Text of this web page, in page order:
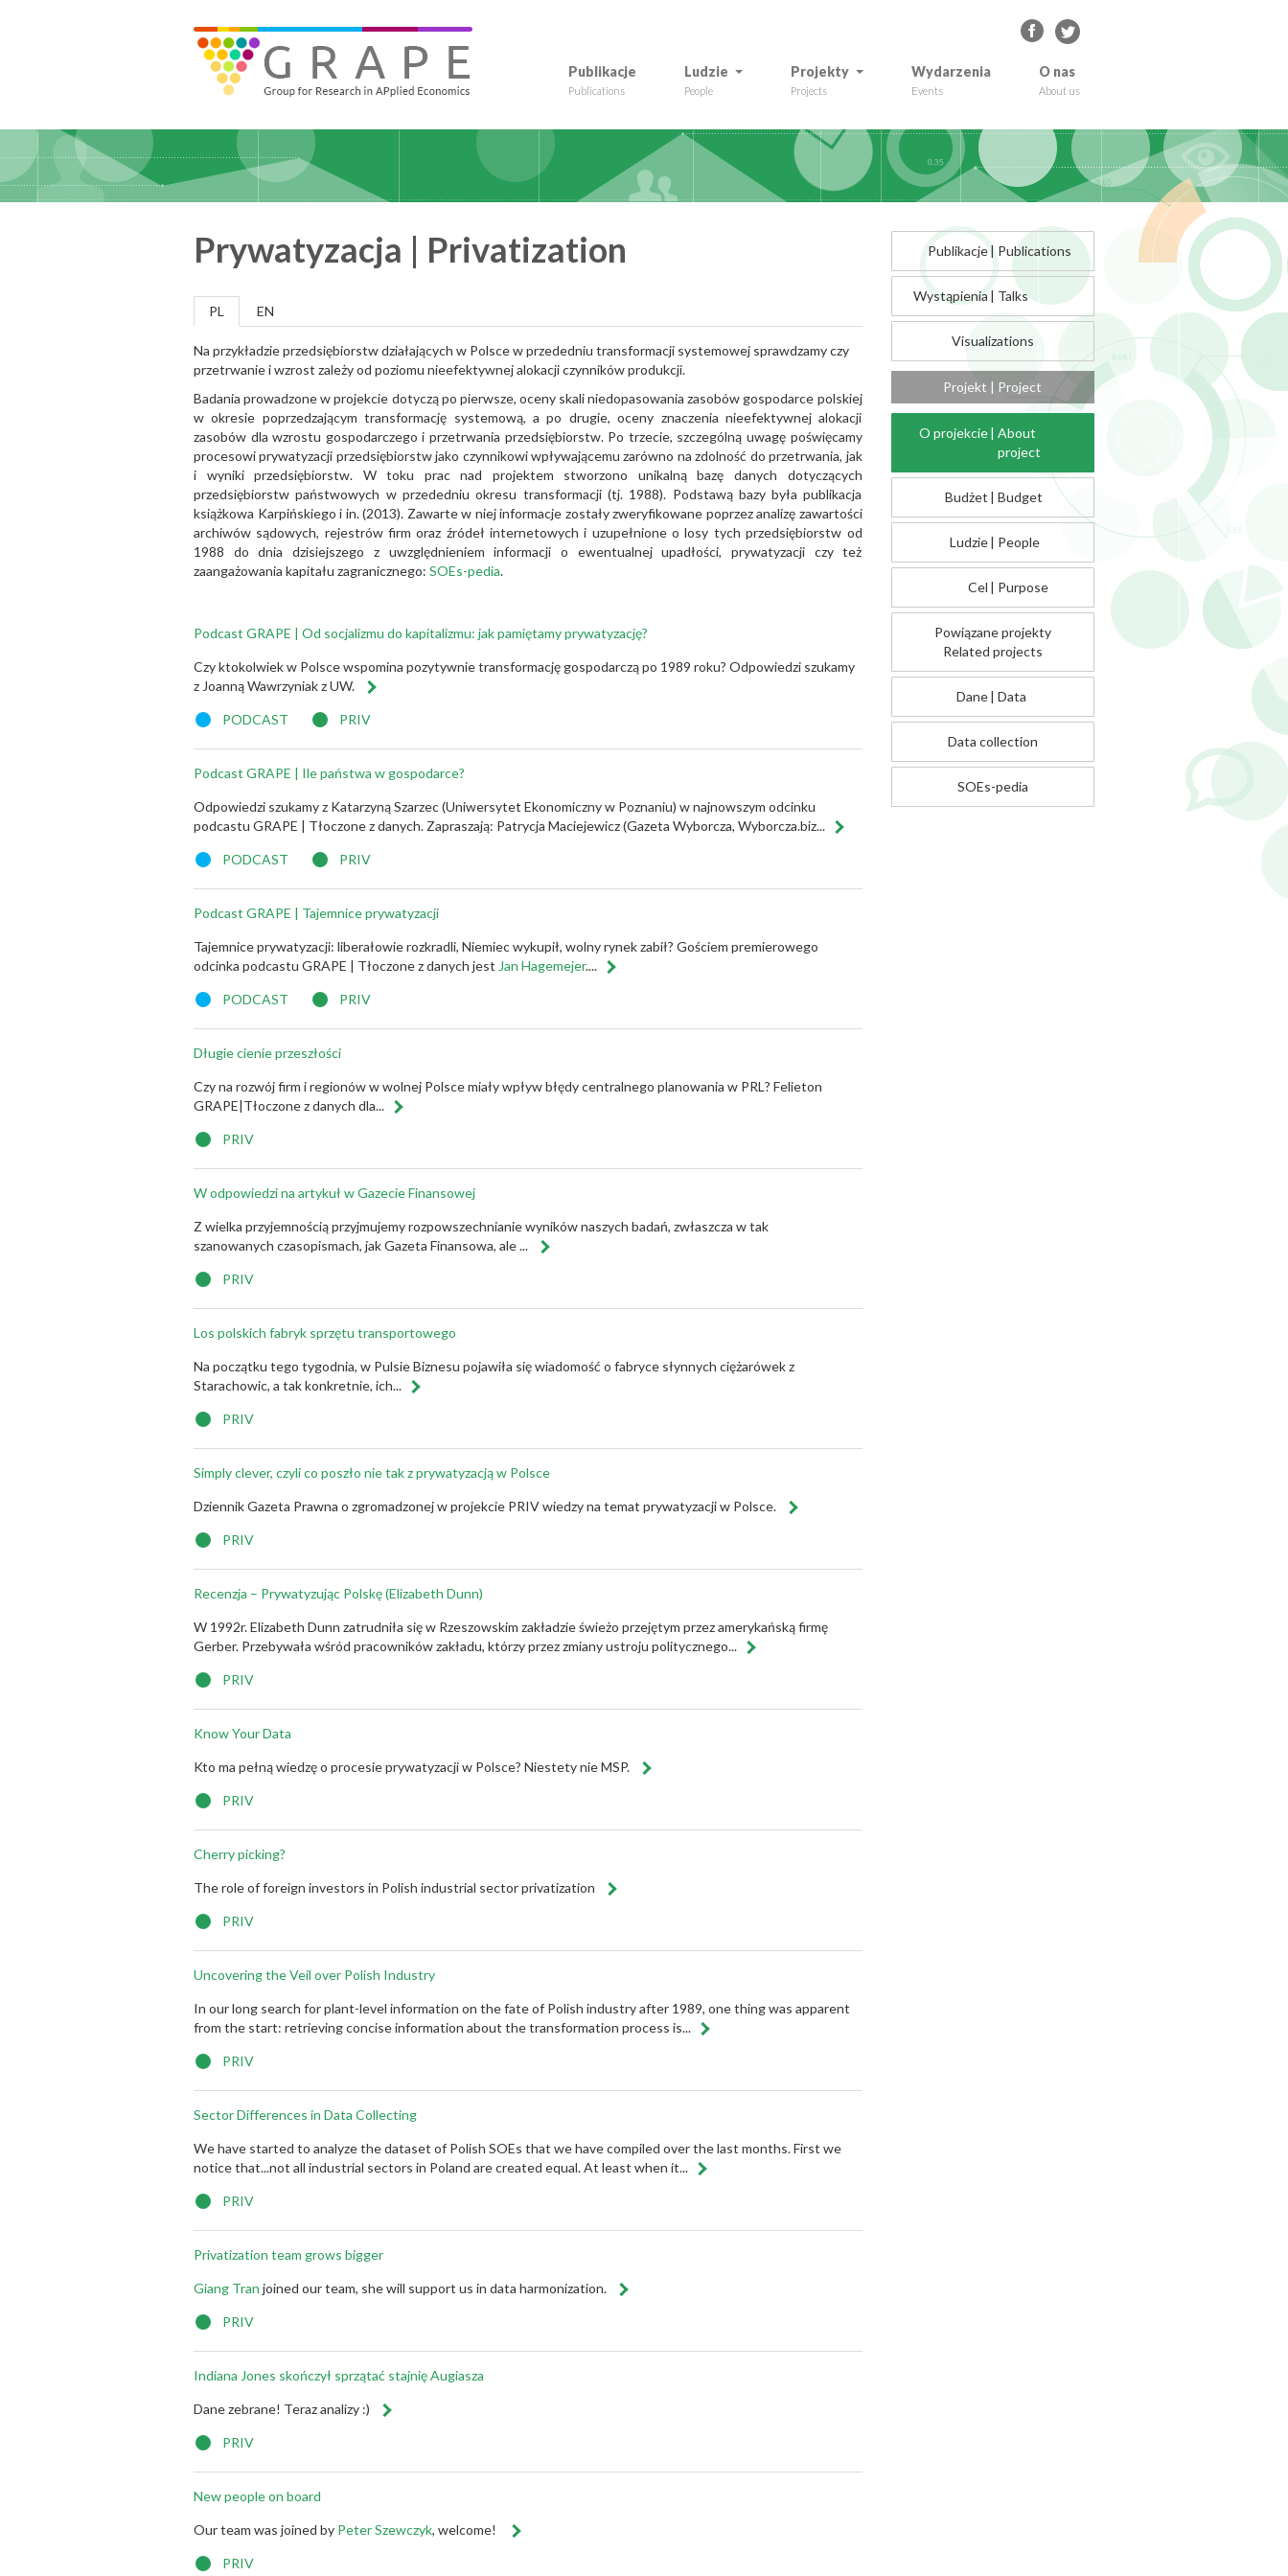
GRAPE - Group for Research in APplied Economics
Publikacje
Publications
Ludzie
People
Projekty
Projects
Wydarzenia
Events
O nas
About us
Prywatyzacja | Privatization
PL EN
Na przykładzie przedsiębiorstw działających w Polsce w przededniu transformacji systemowej sprawdzamy czy
przetrwanie i wzrost zależy od poziomu nieefektywnej alokacji czynników produkcji.
Badania prowadzone w projekcie dotyczą po pierwsze, oceny skali niedopasowania zasobów gospodarce polskiej
w okresie poprzedzającym transformację systemową, a po drugie, oceny znaczenia nieefektywnej alokacji
zasobów dla wzrostu gospodarczego i przetrwania przedsiębiorstw. Po trzecie, szczególną uwagę poświęcamy
procesowi prywatyzacji przedsiębiorstw jako czynnikowi wpływającemu zarówno na zdolność do przetrwania, jak
i wyniki przedsiębiorstw. W toku prac nad projektem stworzono unikalną bazę danych dotyczących
przedsiębiorstw państwowych w przededniu okresu transformacji (tj. 1988). Podstawą bazy była publikacja
książkowa Karpińskiego i in. (2013). Zawarte w niej informacje zostały zweryfikowane poprzez analizę zawartości
archiwów sądowych, rejestrów firm oraz źródeł internetowych i uzupełnione o losy tych przedsiębiorstw od
1988 do dnia dzisiejszego z uwzględnieniem informacji o ewentualnej upadłości, prywatyzacji czy też
zaangażowania kapitału zagranicznego: SOEs-pedia.
Podcast GRAPE | Od socjalizmu do kapitalizmu: jak pamiętamy prywatyzację?
Czy ktokolwiek w Polsce wspomina pozytywnie transformację gospodarczą po 1989 roku? Odpowiedzi szukamy
z Joanną Wawrzyniak z UW.
PODCAST PRIV
Podcast GRAPE | Ile państwa w gospodarce?
Odpowiedzi szukamy z Katarzyną Szarzec (Uniwersytet Ekonomiczny w Poznaniu) w najnowszym odcinku
podcastu GRAPE | Tłoczone z danych. Zapraszają: Patrycja Maciejewicz (Gazeta Wyborcza, Wyborcza.biz...
PODCAST PRIV
Podcast GRAPE | Tajemnice prywatyzacji
Tajemnice prywatyzacji: liberałowie rozkradli, Niemiec wykupił, wolny rynek zabił? Gościem premierowego
odcinka podcastu GRAPE | Tłoczone z danych jest Jan Hagemejer....
PODCAST PRIV
Długie cienie przeszłości
Czy na rozwój firm i regionów w wolnej Polsce miały wpływ błędy centralnego planowania w PRL? Felieton
GRAPE|Tłoczone z danych dla...
PRIV
W odpowiedzi na artykuł w Gazecie Finansowej
Z wielka przyjemnością przyjmujemy rozpowszechnianie wyników naszych badań, zwłaszcza w tak
szanowanych czasopismach, jak Gazeta Finansowa, ale ...
PRIV
Los polskich fabryk sprzętu transportowego
Na początku tego tygodnia, w Pulsie Biznesu pojawiła się wiadomość o fabryce słynnych ciężarówek z
Starachowic, a tak konkretnie, ich...
PRIV
Simply clever, czyli co poszło nie tak z prywatyzacją w Polsce
Dziennik Gazeta Prawna o zgromadzonej w projekcie PRIV wiedzy na temat prywatyzacji w Polsce.
PRIV
Recenzja – Prywatyzując Polskę (Elizabeth Dunn)
W 1992r. Elizabeth Dunn zatrudniła się w Rzeszowskim zakładzie świeżo przejętym przez amerykańską firmę
Gerber. Przebywała wśród pracowników zakładu, którzy przez zmiany ustroju politycznego...
PRIV
Know Your Data
Kto ma pełną wiedzę o procesie prywatyzacji w Polsce? Niestety nie MSP.
PRIV
Cherry picking?
The role of foreign investors in Polish industrial sector privatization
PRIV
Uncovering the Veil over Polish Industry
In our long search for plant-level information on the fate of Polish industry after 1989, one thing was apparent
from the start: retrieving concise information about the transformation process is...
PRIV
Sector Differences in Data Collecting
We have started to analyze the dataset of Polish SOEs that we have compiled over the last months. First we
notice that...not all industrial sectors in Poland are created equal. At least when it...
PRIV
Privatization team grows bigger
Giang Tran joined our team, she will support us in data harmonization.
PRIV
Indiana Jones skończył sprzątać stajnię Augiasza
Dane zebrane! Teraz analizy :)
PRIV
New people on board
Our team was joined by Peter Szewczyk, welcome!
PRIV
Publikacje| Publications
Wystąpienia | Talks
Visualizations
Projekt | Project
O projekcie| About
project
Budżet | Budget
Ludzie| People
Cel | Purpose
Powiązane projekty
Related projects
Dane| Data
Data collection
SOEs-pedia